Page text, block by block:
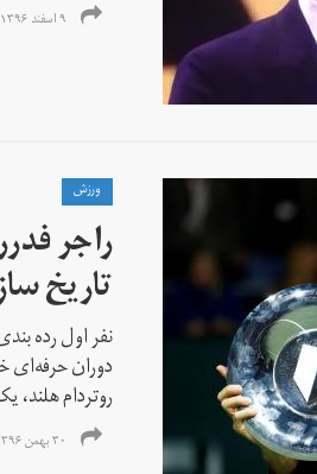
۹ اسفند ۱۳۹۶
ورزش
راجر
تاریخ
نفر اول رده
دوران حرفه‌ای
روتردام هلند،
۳۰ بهمن ۱۳۹۶